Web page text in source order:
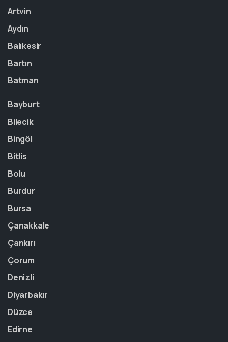
Artvin
Aydın
Balıkesir
Bartın
Batman
Bayburt
Bilecik
Bingöl
Bitlis
Bolu
Burdur
Bursa
Çanakkale
Çankırı
Çorum
Denizli
Diyarbakır
Düzce
Edirne